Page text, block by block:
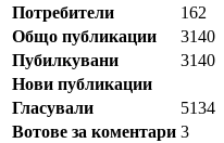
Потребители
162
Общо публикации
3140
Пубилкувани
3140
Нови публикации
Гласували
5134
Вотове за коментари 3